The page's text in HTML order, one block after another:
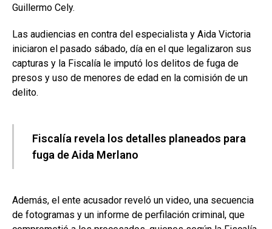
Guillermo Cely.
Las audiencias en contra del especialista y Aida Victoria
iniciaron el pasado sábado, día en el que legalizaron sus
capturas y la Fiscalía le imputó los delitos de fuga de
presos y uso de menores de edad en la comisión de un
delito.
Fiscalía revela los detalles planeados para
fuga de Aida Merlano
Además, el ente acusador reveló un video, una secuencia
de fotogramas y un informe de perfilación criminal, que